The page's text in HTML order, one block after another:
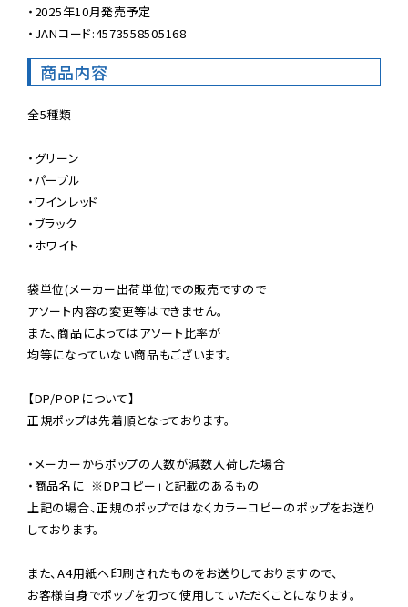
・2025年10月発売予定
・JANコード:4573558505168
商品内容
全5種類
・グリーン
・パープル
・ワインレッド
・ブラック
・ホワイト
袋単位(メーカー出荷単位)での販売ですので
アソート内容の変更等はできません。
また、商品によってはアソート比率が
均等になっていない商品もございます。
【DP/POPについて】
正規ポップは先着順となっております。
・メーカーからポップの入数が減数入荷した場合
・商品名に「※DPコピー」と記載のあるもの
上記の場合、正規のポップではなくカラーコピーのポップをお送り
しております。
また、A4用紙へ印刷されたものをお送りしておりますので、
お客様自身でポップを切って使用していただくことになります。